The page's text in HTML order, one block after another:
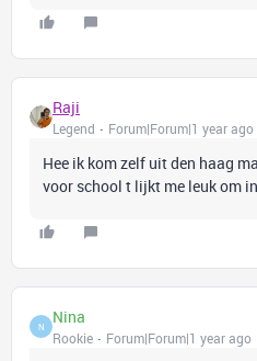
Raji
Legend Forum|Forum|1 year ago
Hee ik kom zelf uit den haag
voor school t lijkt me leuk om
N Nina
Rookie Forum|Forum|1 year ago